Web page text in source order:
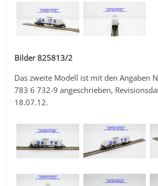
Bilder 825813/2
Das zweite Modell ist mit den Angaben
783 6 732-9 angeschrieben,
18.07.12.